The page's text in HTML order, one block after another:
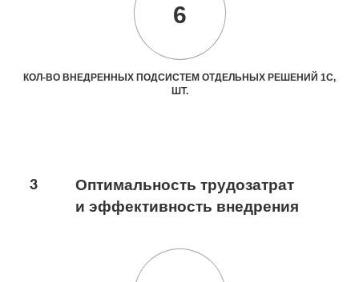
6
КОЛ-ВО ВНЕДРЕННЫХ ПОДСИСТЕМ ОТДЕЛЬНЫХ РЕШЕНИЙ 1С,
ШТ.
3
Оптимальность трудозатрат
и эффективность внедрения